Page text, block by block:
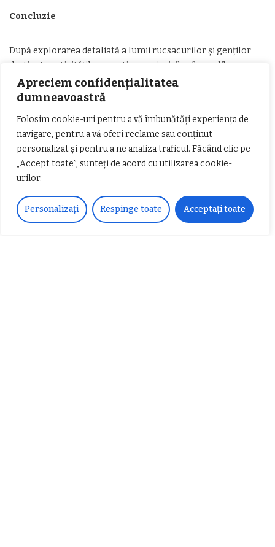
Apreciem confidențialitatea
dumneavoastră
Folosim cookie-uri pentru a vă îmbunătăți experiența de
navigare, pentru a vă oferi reclame sau conținut
personalizat și pentru a ne analiza traficul. Făcând clic pe
„Accept toate”, sunteți de acord cu utilizarea cookie-
urilor.
Personalizați Respinge toate Acceptați toate
Concluzie
După explorarea detaliată a lumii rucsacurilor și genților
destinate activităților sportive sau ieșirilor în aer liber,
putem trage câteva concluzii esențiale.
Acestea nu sunt doar accesorii, ci parteneri esențiali în
aventurile noastre, iar alegerea potrivită ne poate duce la
experiență reușită.
Alegerea materialului potrivit pentru rucsacul sau geanta
dificile, poliesterul aduce ușurință și rezistență, în timp ce
bumbacul poate oferi confort în medii mai relaxate. Asigură-